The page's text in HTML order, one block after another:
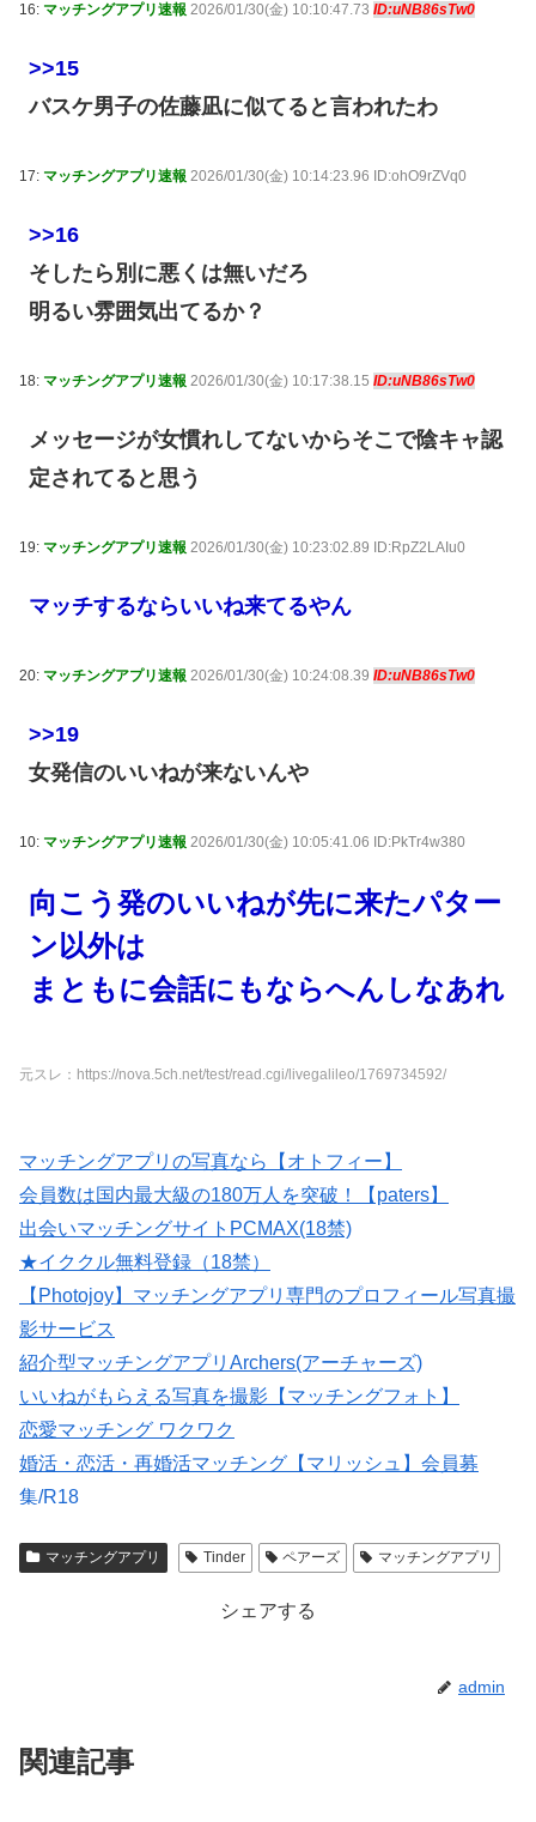
16: マッチングアプリ速報 2026/01/30(金) 10:10:47.73 ID:uNB86sTw0
>>15
バスケ男子の佐藤凪に似てると言われたわ
17: マッチングアプリ速報 2026/01/30(金) 10:14:23.96 ID:ohO9rZVq0
>>16
そしたら別に悪くは無いだろ
明るい雰囲気出てるか？
18: マッチングアプリ速報 2026/01/30(金) 10:17:38.15 ID:uNB86sTw0
メッセージが女慣れしてないからそこで陰キャ認
定されてると思う
19: マッチングアプリ速報 2026/01/30(金) 10:23:02.89 ID:RpZ2LAIu0
マッチするならいいね来てるやん
20: マッチングアプリ速報 2026/01/30(金) 10:24:08.39 ID:uNB86sTw0
>>19
女発信のいいねが来ないんや
10: マッチングアプリ速報 2026/01/30(金) 10:05:41.06 ID:PkTr4w380
向こう発のいいねが先に来たパター
ン以外は
まともに会話にもならへんしなあれ
元スレ：https://nova.5ch.net/test/read.cgi/livegalileo/1769734592/
マッチングアプリの写真なら【オトフィー】
会員数は国内最大級の180万人を突破！【paters】
出会いマッチングサイトPCMAX(18禁)
★イククル無料登録（18禁）
【Photojoy】マッチングアプリ専門のプロフィール写真撮
影サービス
紹介型マッチングアプリArchers(アーチャーズ)
いいねがもらえる写真を撮影【マッチングフォト】
恋愛マッチング ワクワク
婚活・恋活・再婚活マッチング【マリッシュ】会員募
集/R18
付中】←←
マッチングアプリ Tinder ペアーズ マッチングアプリ
シェアする
admin
関連記事